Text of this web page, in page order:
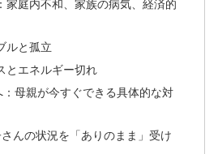
家庭内不和、家族の病気、経済的
ルと孤立
とエネルギー切れ
母親が今すぐできる具体的な対
んの状況を「ありのまま」受け